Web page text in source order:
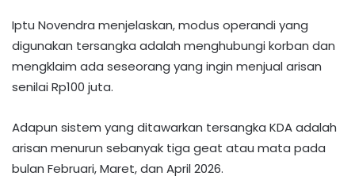
‎‎Iptu Novendra menjelaskan, modus operandi yang
digunakan tersangka adalah menghubungi korban dan
mengklaim ada seseorang yang ingin menjual arisan
senilai Rp100 juta.‎‎
Adapun sistem yang ditawarkan tersangka KDA adalah
arisan menurun sebanyak tiga geat atau mata pada
bulan Februari, Maret, dan April 2026.